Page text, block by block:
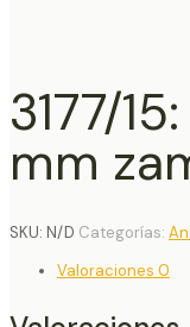
3177/
mm
SKU: N/D Categorías:
Valoraciones 0